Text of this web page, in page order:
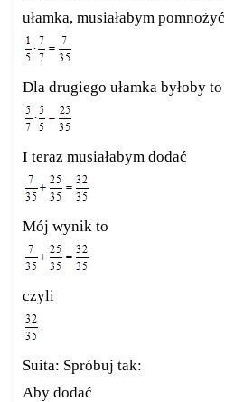
ułamka, musiałabym pomnożyć
Dla drugiego ułamka byłoby to
I teraz musiałabym dodać
Mój wynik to
czyli
Suita: Spróbuj tak:
Aby dodać